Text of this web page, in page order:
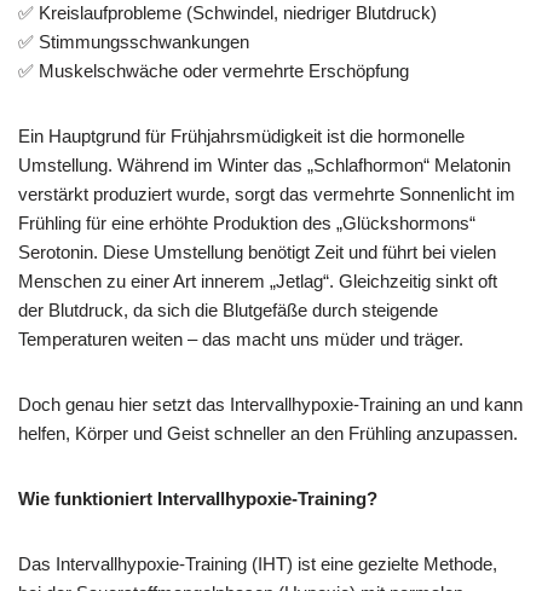
✅ Kreislaufprobleme (Schwindel, niedriger Blutdruck)
✅ Stimmungsschwankungen
✅ Muskelschwäche oder vermehrte Erschöpfung
Ein Hauptgrund für Frühjahrsmüdigkeit ist die hormonelle
Umstellung. Während im Winter das „Schlafhormon“ Melatonin
verstärkt produziert wurde, sorgt das vermehrte Sonnenlicht im
Frühling für eine erhöhte Produktion des „Glückshormons“
Serotonin. Diese Umstellung benötigt Zeit und führt bei vielen
Menschen zu einer Art innerem „Jetlag“. Gleichzeitig sinkt oft
der Blutdruck, da sich die Blutgefäße durch steigende
Temperaturen weiten – das macht uns müder und träger.
Doch genau hier setzt das Intervallhypoxie-Training an und kann
helfen, Körper und Geist schneller an den Frühling anzupassen.
Wie funktioniert Intervallhypoxie-Training?
Das Intervallhypoxie-Training (IHT) ist eine gezielte Methode,